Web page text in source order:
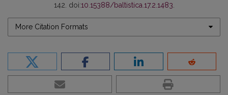
142. doi:10.15388/baltistica.17.2.1483
More Citation Formats